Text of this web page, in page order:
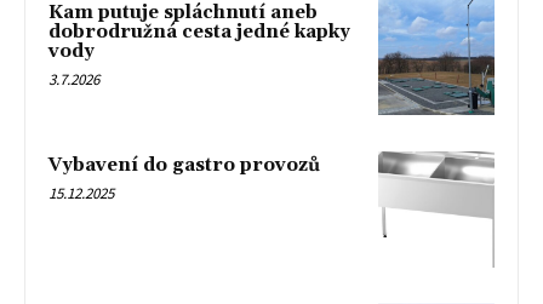
Kam putuje spláchnutí aneb
dobrodružná cesta jedné kapky
vody
3.7.2026
Vybavení do gastro provozů
15.12.2025